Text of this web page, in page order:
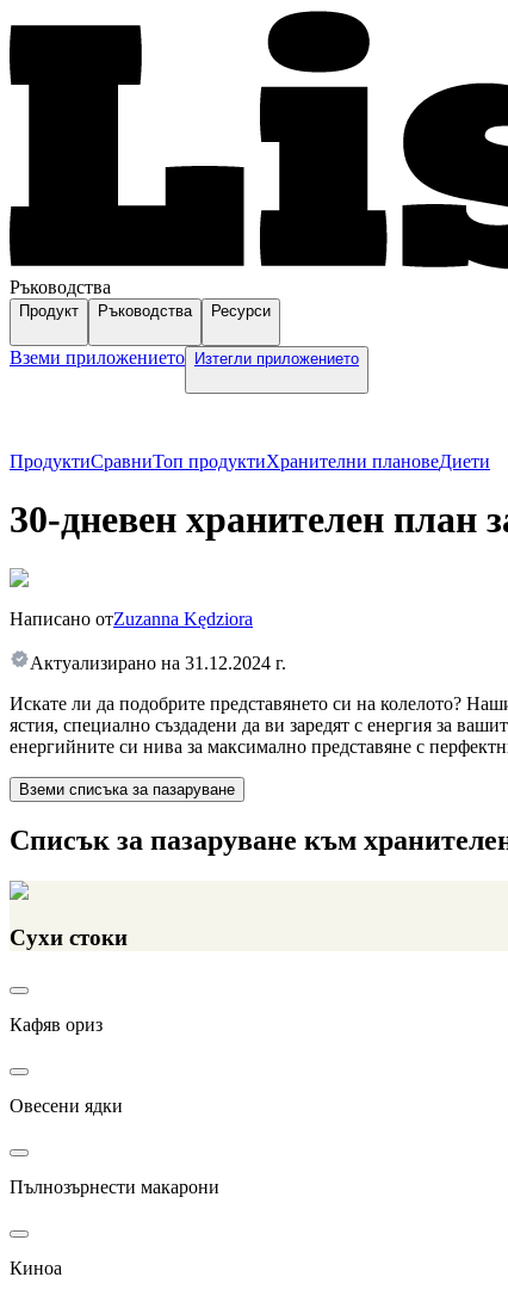
Ръководства
Продукт Ръководства Ресурси
Вземи приложението Изтегли приложението
ПродуктиСравниТоп продуктиХранителни плановеДиети
30-дневен хранителен план
Написано отZuzanna Kędziora
Актуализирано на 31.12.2024 г.
Искате ли да подобрите представянето си на колелото?
ястия, специално създадени да ви заредят с енергия за
енергийните си нива за максимално представяне с
Вземи списъка за пазаруване
Списък за пазаруване към
Сухи стоки
Кафяв ориз
Овесени ядки
Пълнозърнести макарони
Киноа